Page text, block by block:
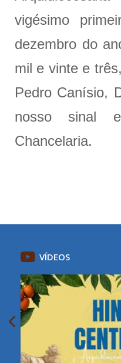
vigésimo
dezembro do
mil e vinte e
Pedro Canísio,
nosso sinal
Chancelaria.
VÍDEOS